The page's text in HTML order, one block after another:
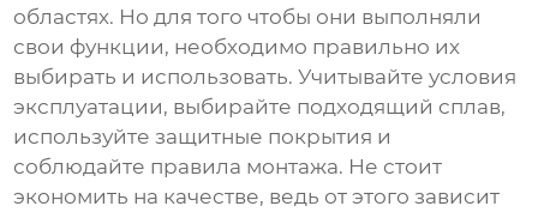
областях. Но для того чтобы они выполняли
свои функции, необходимо правильно их
выбирать и использовать. Учитывайте условия
эксплуатации, выбирайте подходящий сплав,
используйте защитные покрытия и
соблюдайте правила монтажа. Не стоит
экономить на качестве, ведь от этого зависит